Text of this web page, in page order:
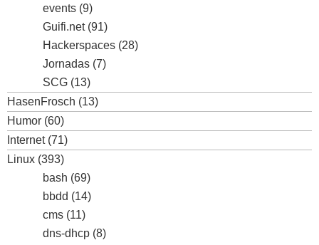
events (9)
Guifi.net(91)
Hackerspaces (28)
Jornadas (7)
SCG (13)
HasenFrosch (13)
Humor (60)
Internet(71)
Linux (393)
bash (69)
bbdd (14)
cms (11)
dns-dhcp (8)